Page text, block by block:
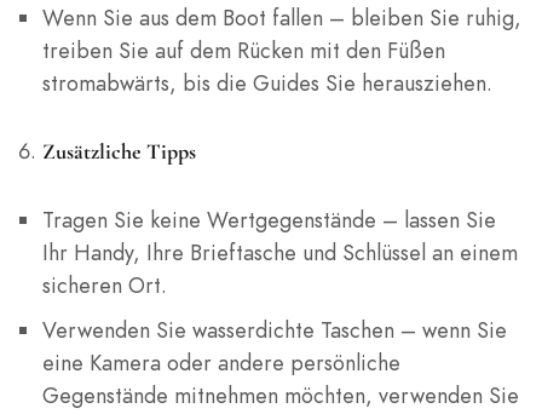
Wenn Sie aus dem Boot fallen – bleiben Sie ruhig,
treiben Sie auf dem Rücken mit den Füßen
stromabwärts, bis die Guides Sie herausziehen.
Zusätzliche Tipps
Tragen Sie keine Wertgegenstände – lassen Sie
Ihr Handy, Ihre Brieftasche und Schlüssel an einem
sicheren Ort.
Verwenden Sie wasserdichte Taschen – wenn Sie
eine Kamera oder andere persönliche
Gegenstände mitnehmen möchten, verwenden Sie